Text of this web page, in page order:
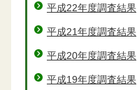
平成22年度調査結果
平成21年度調査結果
平成20年度調査結果
平成19年度調査結果